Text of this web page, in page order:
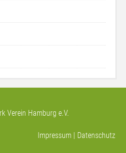
Verein Hamburg e.V.
Impressum Datenschutz